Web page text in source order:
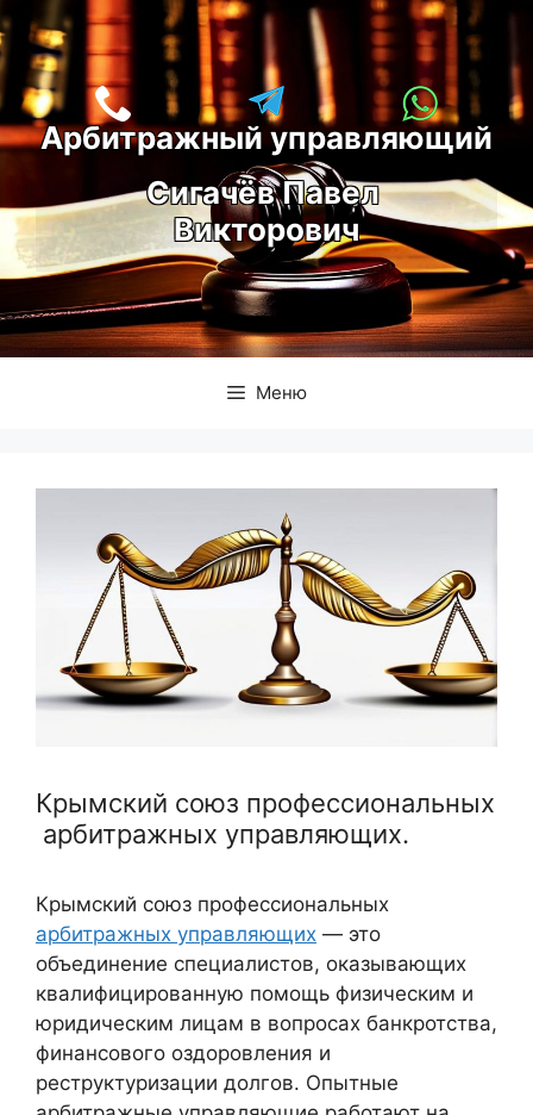
Перейти
к
содержимому
Арбитражный управляющий
Сигачёв Павел
Викторович
Меню
Крымский союз профессиональных
арбитражных управляющих.
Крымский союз профессиональных
арбитражных управляющих — это
объединение специалистов, оказывающих
квалифицированную помощь физическим и
юридическим лицам в вопросах банкротства,
финансового оздоровления и
реструктуризации долгов. Опытные